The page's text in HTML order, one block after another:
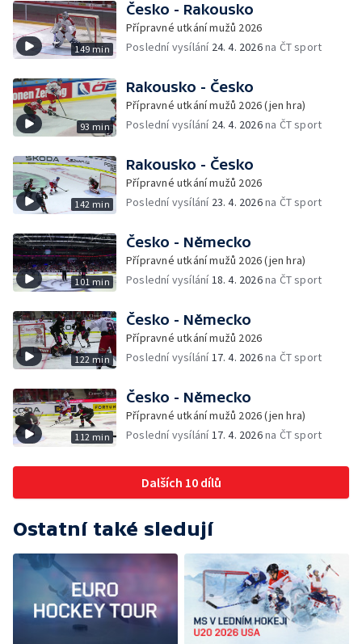
149 min
Česko - Rakousko
Přípravné utkání mužů 2026
Poslední vysílání 24. 4. 2026na ČT sport
93 min
Rakousko - Česko
Přípravné utkání mužů 2026 (jen hra)
Poslední vysílání 24. 4. 2026na ČT sport
142 min
Rakousko - Česko
Přípravné utkání mužů 2026
Poslední vysílání 23. 4. 2026na ČT sport
101 min
Česko - Německo
Přípravné utkání mužů 2026 (jen hra)
Poslední vysílání18. 4. 2026na ČT sport
122 min
Česko - Německo
Přípravné utkání mužů 2026
Poslední vysílání17. 4. 2026na ČT sport
112 min
Česko - Německo
Přípravné utkání mužů 2026 (jen hra)
Poslední vysílání17. 4. 2026na ČT sport
Dalších 10 dílů
Ostatní také sledují